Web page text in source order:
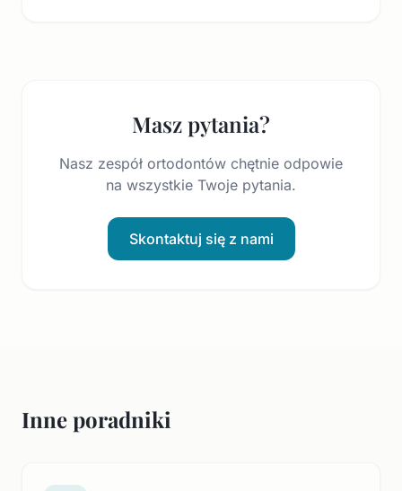
Masz pytania?
Nasz zespół ortodontów chętnie odpowie
na wszystkie Twoje pytania.
Skontaktuj się z nami
Inne poradniki